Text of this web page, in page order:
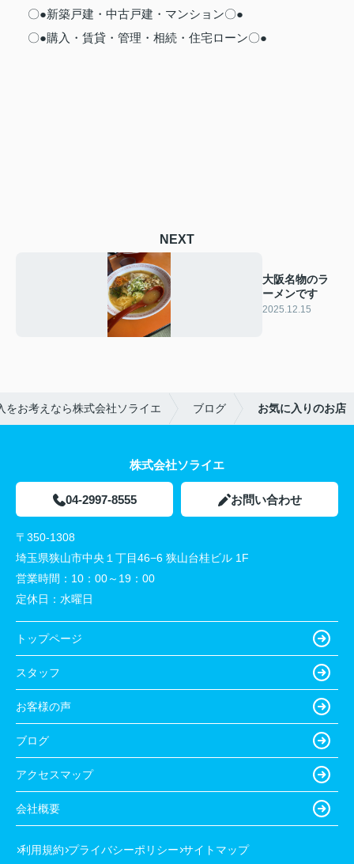
〇●新築戸建・中古戸建・マンション〇●
〇●購入・賃貸・管理・相続・住宅ローン〇●
NEXT
大阪名物のラ
ーメンです
2025.12.15
をお考えなら株式会社ソライエ ブログ お気に入りのお店
株式会社ソライエ
04-2997-8555 お問い合わせ
〒350-1308
埼玉県狭山市中央１丁目46−6 狭山台桂ビル 1F
営業時間： 10：00～19：00
定休日： 水曜日
トップページ
スタッフ
お客様の声
ブログ
アクセスマップ
会社概要
利用規約 プライバシーポリシー サイトマップ